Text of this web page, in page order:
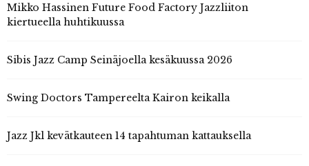
Mikko Hassinen Future Food Factory Jazzliiton
kiertueella huhtikuussa
Sibis Jazz Camp Seinäjoella kesäkuussa 2026
Swing Doctors Tampereelta Kairon keikalla
Jazz Jkl kevätkauteen 14 tapahtuman kattauksella